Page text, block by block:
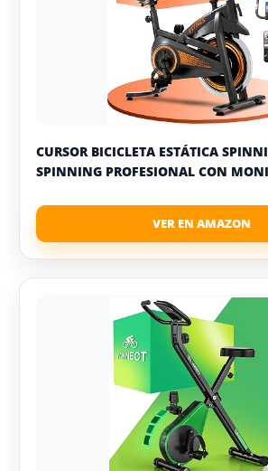
CURSOR BICICLETA ESTÁTICA
SPINNING PROFESIONAL CON